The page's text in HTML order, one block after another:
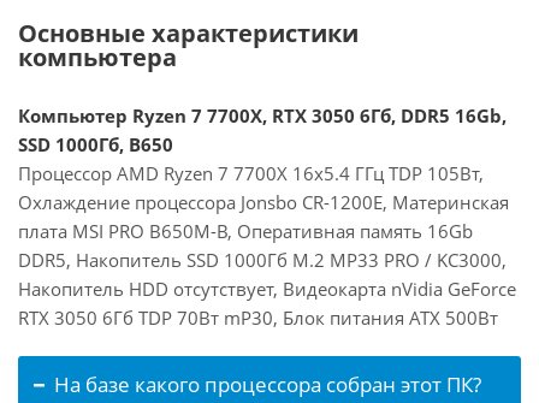
Основные характеристики
компьютера
Компьютер Ryzen 7 7700X, RTX 3050 6Гб, DDR5 16Gb,
SSD 1000Гб, B650
Процессор AMD Ryzen 7 7700X 16x5.4 ГГц TDP 105Вт,
Охлаждение процессора Jonsbo CR-1200E, Материнская
плата MSI PRO B650M-B, Оперативная память 16Gb
DDR5, Накопитель SSD 1000Гб M.2 MP33 PRO / KC3000,
Накопитель HDD отсутствует, Видеокарта nVidia GeForce
RTX 3050 6Гб TDP 70Вт mP30, Блок питания ATX 500Вт
На базе какого процессора собран этот ПК?